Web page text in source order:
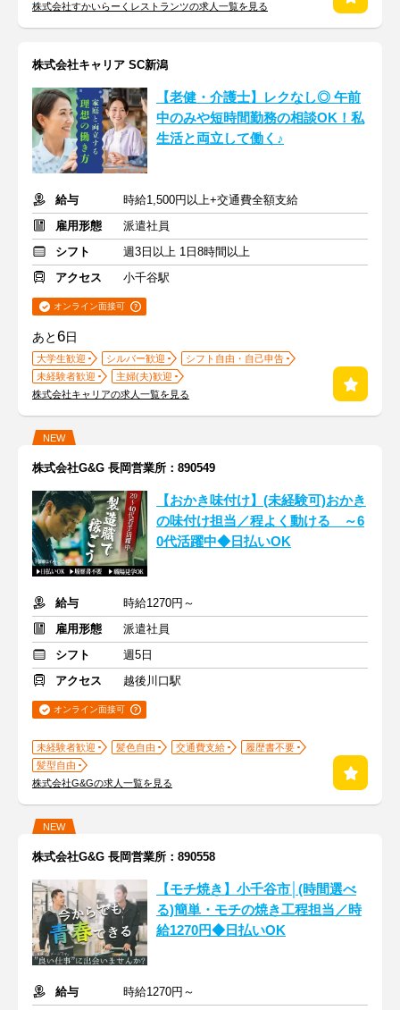
株式会社すかいらーくレストランツの求人一覧を見る
株式会社キャリア SC新潟
【老健・介護士】レクなし◎ 午前
中のみや短時間勤務の相談OK！私
生活と両立して働く♪
給与
時給1,500円以上+交通費全額支給
雇用形態
派遣社員
シフト
週3日以上 1日8時間以上
アクセス
小千谷駅
オンライン面接可
あと6日
大学生歓迎 シルバー歓迎
シフト自由・自己申告
未経験者歓迎
主婦(夫)歓迎
株式会社キャリアの求人一覧を見る
NEW
株式会社G&G 長岡営業所：890549
【おかき味付け】(未経験可)おかき
の味付け担当／程よく動ける ～6
0代活躍中◆日払いOK
給与
時給1270円～
雇用形態
派遣社員
シフト
週5日
アクセス
越後川口駅
オンライン面接可
未経験者歓迎 髪色自由 交通費支給
履歴書不要
髪型自由
株式会社G&Gの求人一覧を見る
NEW
株式会社G&G 長岡営業所：890558
【モチ焼き】小千谷市│(時間選べ
る)簡単・モチの焼き工程担当／時
給1270円◆日払いOK
給与 時給1270円～